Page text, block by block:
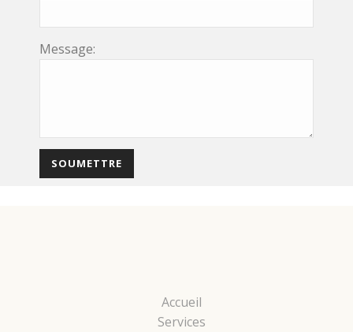
Message:
Accueil
Services